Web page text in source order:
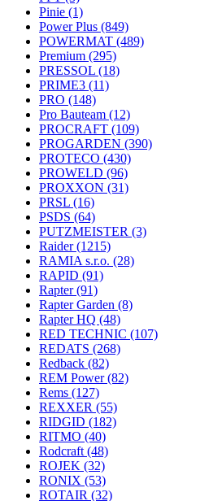
Pinie (1)
Power Plus (849)
POWERMAT (489)
Premium (295)
PRESSOL (18)
PRIME3 (11)
PRO (148)
Pro Bauteam (12)
PROCRAFT (109)
PROGARDEN (390)
PROTECO (430)
PROWELD (96)
PROXXON (31)
PRSL (16)
PSDS (64)
PUTZMEISTER (3)
Raider(1215)
RAMIA s.r.o. (28)
RAPID (91)
Rapter(91)
Rapter Garden (8)
Rapter HQ (48)
RED TECHNIC (107)
REDATS (268)
Redback (82)
REM Power(82)
Rems (127)
REXXER (55)
RIDGID (182)
RITMO (40)
Rodcraft (48)
ROJEK (32)
RONIX (53)
ROTAIR (32)